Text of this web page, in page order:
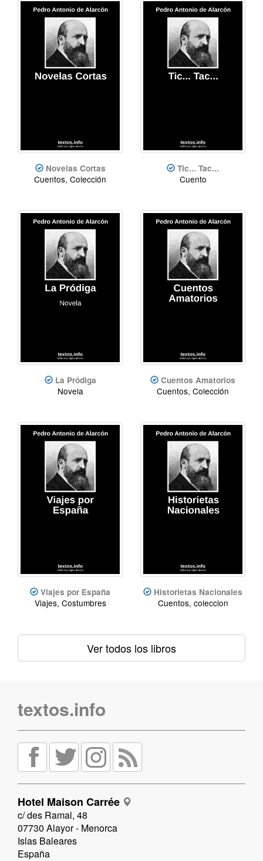
Novelas Cortas
Cuentos, Colección
Tic... Tac...
Cuento
La Pródiga
Novela
Cuentos Amatorios
Cuentos, Colección
Viajes por España
Viajes, Costumbres
Historietas Nacionales
Cuentos, coleccion
Ver todos los libros
textos.info
Hotel Maison Carrée
c/ des Ramal, 48
07730 Alayor - Menorca
Islas Baleares
España